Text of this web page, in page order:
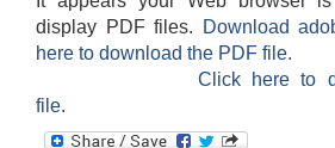
display PDF files.
Download
here to download the PDF file.
Click here to
file.